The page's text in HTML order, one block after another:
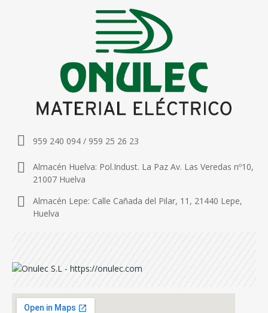
959 240 094 / 959 25 26 23
Almacén Huelva: Pol.Indust. La Paz Av. Las Veredas nº10,
21007 Huelva
Almacén Lepe: Calle Cañada del Pilar, 11, 21440 Lepe,
Huelva